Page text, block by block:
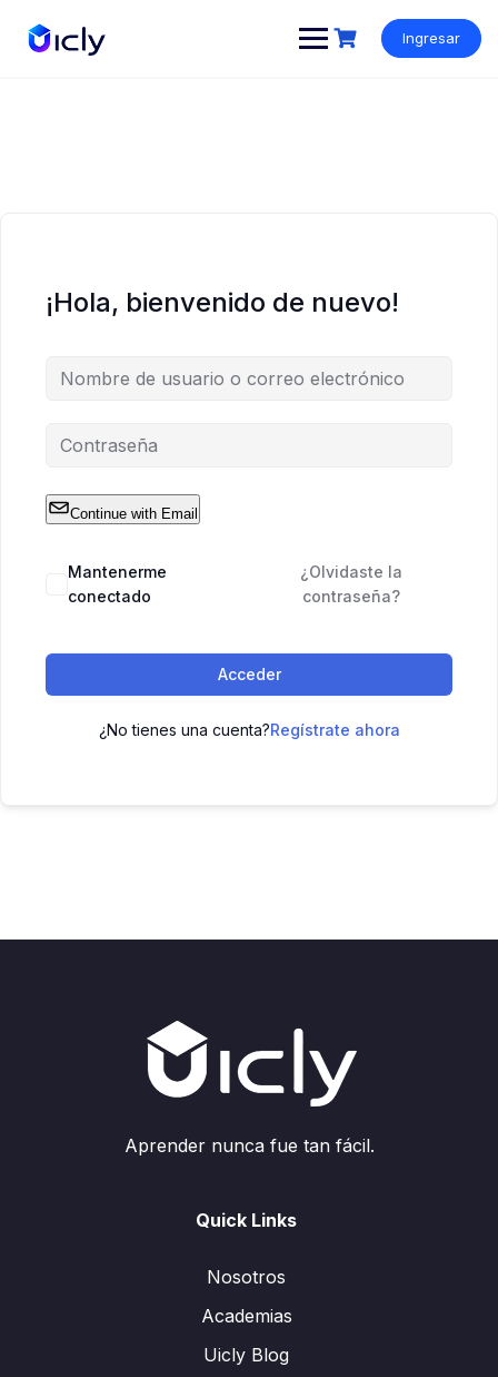
Ingresar
¡Hola, bienvenido de nuevo!
Continue with Email
Mantenerme
conectado
¿Olvidaste la
contraseña?
Acceder
¿No tienes una cuenta?Regístrate ahora
Aprender nunca fue tan fácil.
Quick Links
Nosotros
Academias
Uicly Blog